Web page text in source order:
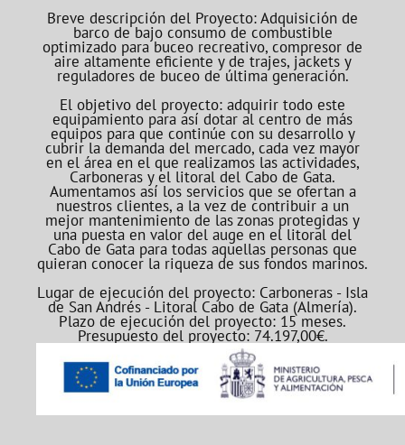
Breve descripción del Proyecto: Adquisición de
barco de bajo consumo de combustible
optimizado para buceo recreativo, compresor de
aire altamente eficiente y de trajes, jackets y
reguladores de buceo de última generación.
El objetivo del proyecto: adquirir todo este
equipamiento para así dotar al centro de más
equipos para que continúe con su desarrollo y
cubrir la demanda del mercado, cada vez mayor
en el área en el que realizamos las actividades,
Carboneras y el litoral del Cabo de Gata.
Aumentamos así los servicios que se ofertan a
nuestros clientes, a la vez de contribuir a un
mejor mantenimiento de las zonas protegidas y
una puesta en valor del auge en el litoral del
Cabo de Gata para todas aquellas personas que
quieran conocer la riqueza de sus fondos marinos.
Lugar de ejecución del proyecto: Carboneras - Isla
de San Andrés - Litoral Cabo de Gata (Almería).
Plazo de ejecución del proyecto: 15 meses.
Presupuesto del proyecto: 74.197,00€.